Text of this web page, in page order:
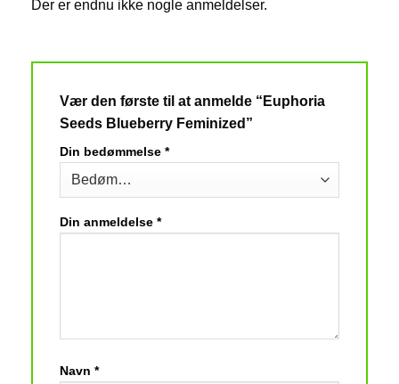
Der er endnu ikke nogle anmeldelser.
Vær den første til at anmelde “Euphoria
Seeds Blueberry Feminized”
Din bedømmelse *
Din anmeldelse *
Navn *